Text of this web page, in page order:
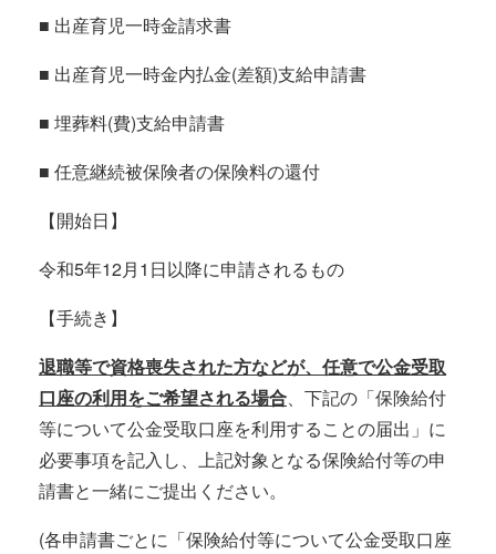
■ 出産育児一時金請求書
■ 出産育児一時金内払金(差額)支給申請書
■ 埋葬料(費)支給申請書
■ 任意継続被保険者の保険料の還付
【開始日】
令和5年12月1日以降に申請されるもの
【手続き】
退職等で資格喪失された方などが、任意で公金受取
口座の利用をご希望される場合、下記の「保険給付
等について公金受取口座を利用することの届出」に
必要事項を記入し、上記対象となる保険給付等の申
請書と一緒にご提出ください。
(各申請書ごとに「保険給付等について公金受取口座